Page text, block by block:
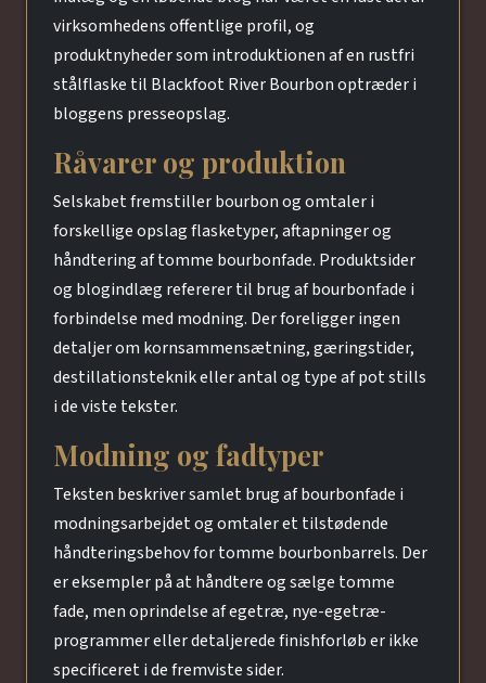
virksomhedens offentlige profil, og
produktnyheder som introduktionen af en rustfri
stålflaske til Blackfoot River Bourbon optræder i
bloggens presseopslag.
Råvarer og produktion
Selskabet fremstiller bourbon og omtaler i
forskellige opslag flasketyper, aftapninger og
håndtering af tomme bourbonfade. Produktsider
og blogindlæg refererer til brug af bourbonfade i
forbindelse med modning. Der foreligger ingen
detaljer om kornsammensætning, gæringstider,
destillationsteknik eller antal og type af pot stills
i de viste tekster.
Modning og fadtyper
Teksten beskriver samlet brug af bourbonfade i
modningsarbejdet og omtaler et tilstødende
håndteringsbehov for tomme bourbonbarrels. Der
er eksempler på at håndtere og sælge tomme
fade, men oprindelse af egetræ, nye-egetræ-
programmer eller detaljerede finishforløb er ikke
specificeret i de fremviste sider.